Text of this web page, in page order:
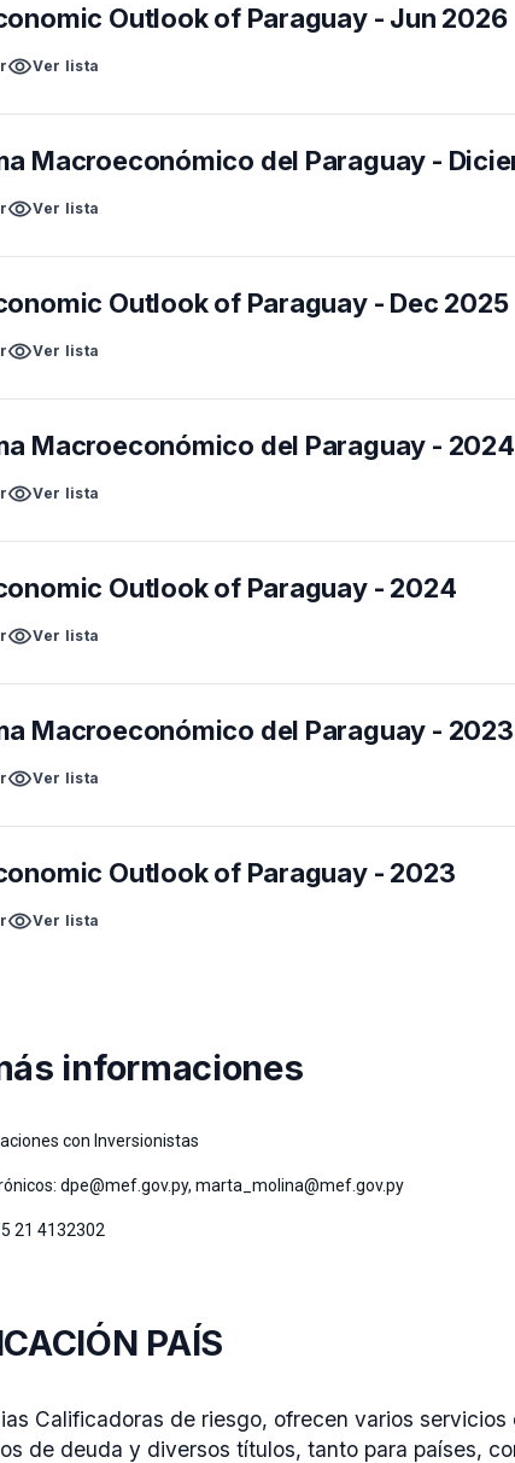
Outlook of Paraguay - Jun 2026
visibilityVer lista
Macroeconómico del Paraguay -
visibilityVer lista
Outlook of Paraguay - Dec 2025
visibilityVer lista
Macroeconómico del Paraguay - 2024
visibilityVer lista
Outlook of Paraguay - 2024
visibilityVer lista
Macroeconómico del Paraguay - 2023
visibilityVer lista
Outlook of Paraguay - 2023
visibilityVer lista
informaciones
con Inversionistas
dpe@mef.gov.py, marta_molina@mef.gov.py
21 4132302
PAÍS
Calificadoras de riesgo, ofrecen varios
de deuda y diversos títulos, tanto para países,